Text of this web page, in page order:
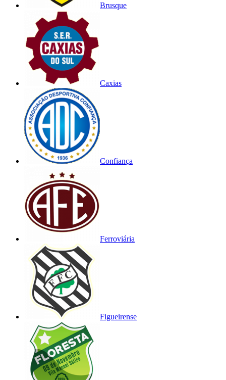
Brusque
Caxias
Confiança
Ferroviária
Figueirense